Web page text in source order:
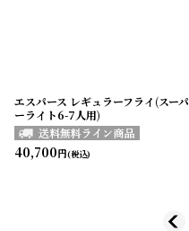
エスパース レギュラーフライ(スーパ
ーライト6-7人用)
40,700円(税込)